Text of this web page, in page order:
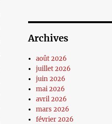
Archives
août 2026
juillet 2026
juin 2026
mai 2026
avril 2026
mars 2026
février 2026